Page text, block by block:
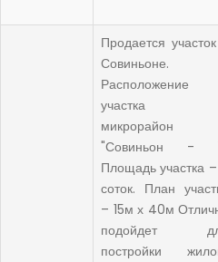
Продается
Совиньоне.
Расположение
участка
микрорайон
"Совиньон -
Площадь участка
соток. План
– 15м х 40м
подойдет
постройки